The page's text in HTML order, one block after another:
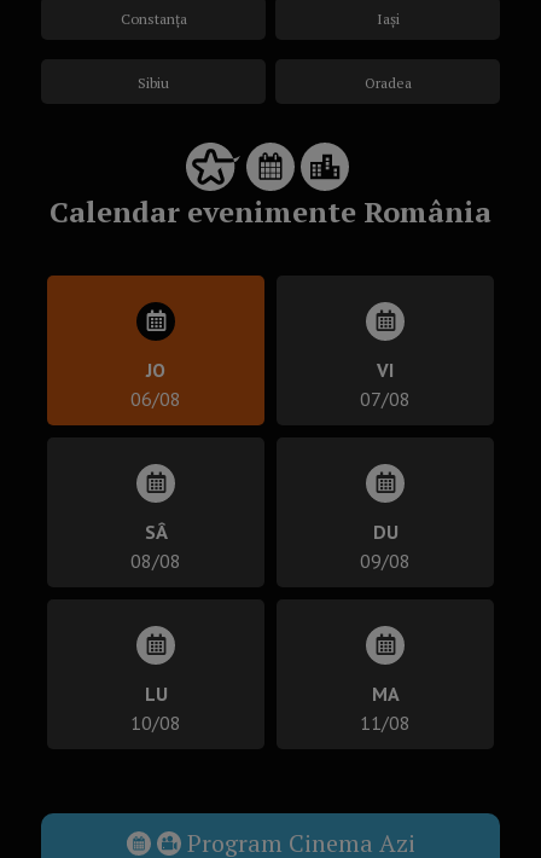
Constanța
Sibiu
Iași
Oradea
Calendar evenimente România
JO
06/08
VI
07/08
SÂ
08/08
DU
09/08
LU
10/08
MA
11/08
Program Cinema Azi